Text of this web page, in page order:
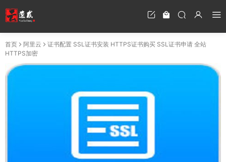
首页 阿里云
证书配置 SSL证书安装 HTTPS证书购买 SSL证书申请 全站
HTTPS加密